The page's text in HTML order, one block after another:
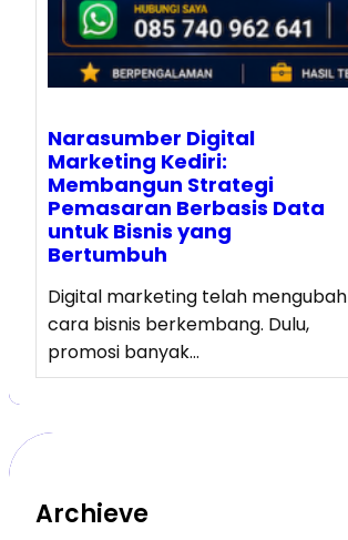
Narasumber Digital
Marketing Kediri:
Membangun Strategi
Pemasaran Berbasis Data
untuk Bisnis yang
Bertumbuh
Digital marketing telah mengubah
cara bisnis berkembang. Dulu,
promosi banyak…
Archieve